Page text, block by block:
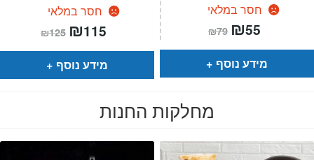
חסר במלאי
₪125 המחיר
המקורי
היה:
₪125.
₪115
הוא:
מידע נוסף
חסר במלאי
₪79 המחיר
המקורי
היה:
₪79.
₪55
הוא:
מידע נוסף
מחלקות החנות